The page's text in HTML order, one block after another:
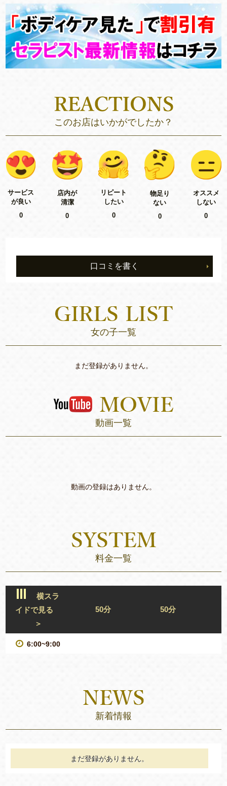
このお店はいかがでしたか？
サービス
が良い
0
店内が
清潔
0
リピート
したい
0
物足り
ない
0
オススメ
しない
0
口コミを書く
女の子一覧
まだ登録がありません。
動画一覧
動画の登録はありません。
料金一覧
横スラ
イドで見る
＞
50分 50分
6:00~9:00
新着情報
まだ登録がありません。